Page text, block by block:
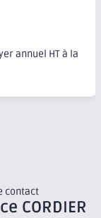
annuel HT à la
contact
CORDIER